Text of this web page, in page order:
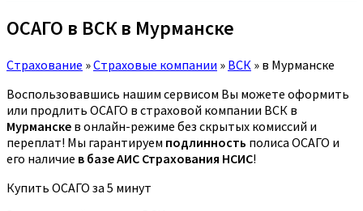
ОСАГО в ВСК в Мурманске
Страхование »Страховые компании » ВСК » в Мурманске
Воспользовавшись нашим сервисом Вы можете оформить
или продлить ОСАГО в страховой компании ВСК в
Мурманске в онлайн-режиме без скрытых комиссий и
переплат! Мы гарантируем подлинность полиса ОСАГО и
его наличие в базе АИС Страхования НСИС!
Купить ОСАГО за 5 минут